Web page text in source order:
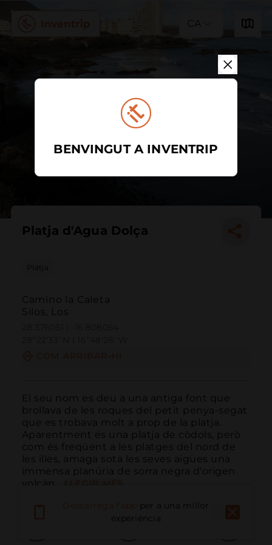
CA
Platja d'Agua Dolça
Platja
Camino la Caleta
Silos, Los
El seu nom es deu a una antiga font que
brollava de les roques del petit penya-segat
que es trobava molt a prop de la platja.
Aparentment és una platja de còdols, però
com és freqüent a les platges del nord de
les illes, amaga sota les seves aigües una
immensa planúria de sorra negra d'origen
volcàn...
per a una millor
experiència
BENVINGUT A INVENTRIP